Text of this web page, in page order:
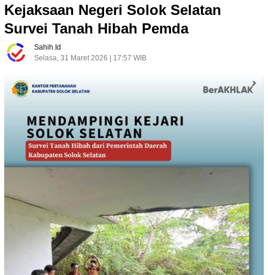
Kejaksaan Negeri Solok Selatan
Survei Tanah Hibah Pemda
Sahih.id
Selasa, 31 Maret 2026 | 17:57 WIB